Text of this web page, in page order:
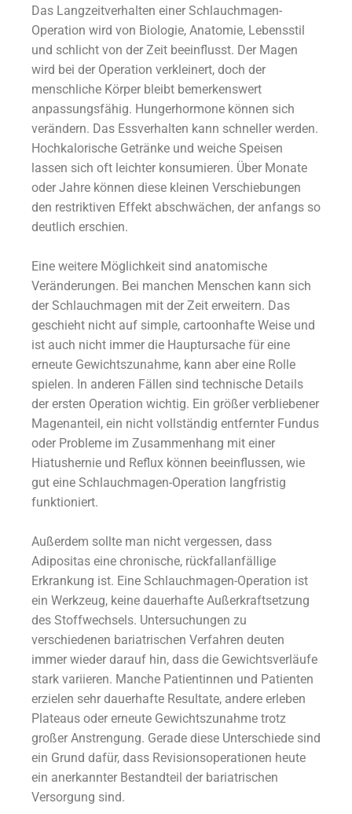
Das Langzeitverhalten einer Schlauchmagen-
Operation wird von Biologie, Anatomie, Lebensstil
und schlicht von der Zeit beeinflusst. Der Magen
wird bei der Operation verkleinert, doch der
menschliche Körper bleibt bemerkenswert
anpassungsfähig. Hungerhormone können sich
verändern. Das Essverhalten kann schneller werden.
Hochkalorische Getränke und weiche Speisen
lassen sich oft leichter konsumieren. Über Monate
oder Jahre können diese kleinen Verschiebungen
den restriktiven Effekt abschwächen, der anfangs so
deutlich erschien.
Eine weitere Möglichkeit sind anatomische
Veränderungen. Bei manchen Menschen kann sich
der Schlauchmagen mit der Zeit erweitern. Das
geschieht nicht auf simple, cartoonhafte Weise und
ist auch nicht immer die Hauptursache für eine
erneute Gewichtszunahme, kann aber eine Rolle
spielen. In anderen Fällen sind technische Details
der ersten Operation wichtig. Ein größer verbliebener
Magenanteil, ein nicht vollständig entfernter Fundus
oder Probleme im Zusammenhang mit einer
Hiatushernie und Reflux können beeinflussen, wie
gut eine Schlauchmagen-Operation langfristig
funktioniert.
Außerdem sollte man nicht vergessen, dass
Adipositas eine chronische, rückfallanfällige
Erkrankung ist. Eine Schlauchmagen-Operation ist
ein Werkzeug, keine dauerhafte Außerkraftsetzung
des Stoffwechsels. Untersuchungen zu
verschiedenen bariatrischen Verfahren deuten
immer wieder darauf hin, dass die Gewichtsverläufe
stark variieren. Manche Patientinnen und Patienten
erzielen sehr dauerhafte Resultate, andere erleben
Plateaus oder erneute Gewichtszunahme trotz
großer Anstrengung. Gerade diese Unterschiede sind
ein Grund dafür, dass Revisionsoperationen heute
ein anerkannter Bestandteil der bariatrischen
Versorgung sind.